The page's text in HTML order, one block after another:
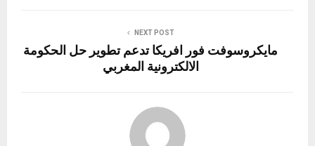
NEXT POST
مايكروسوفت فور افريكا تدعم تطوير حل الحكومة
الالكترونية المغربي